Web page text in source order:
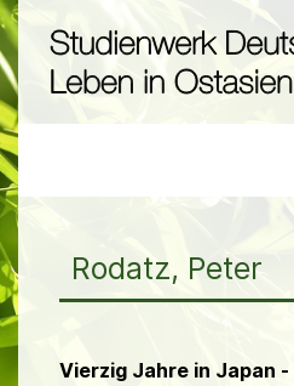
Rodatz, Peter
Vierzig Jahre in Japan -